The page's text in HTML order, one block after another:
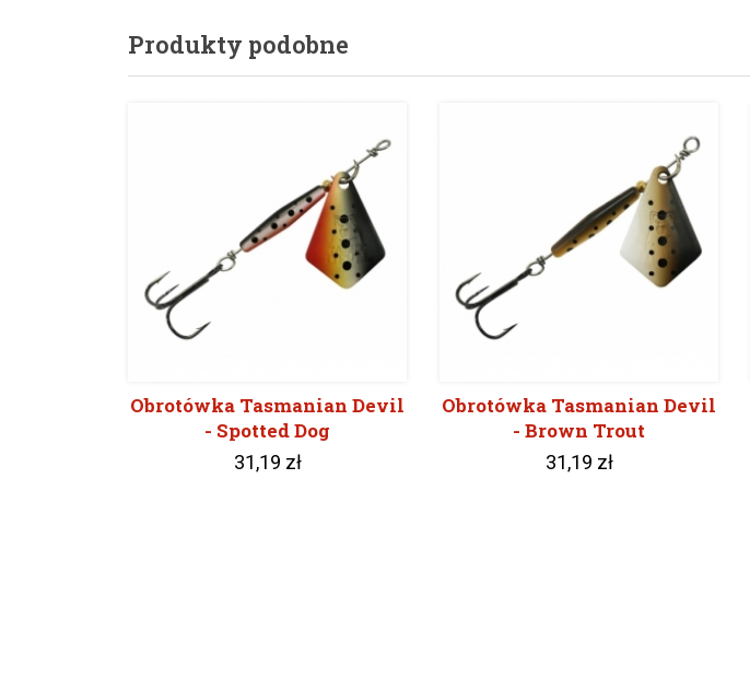
Produkty podobne
Obrotówka Tasmanian Devil
- Spotted Dog
31,19 zł
Obrotówka Tasmanian Devil
- Brown Trout
31,19 zł